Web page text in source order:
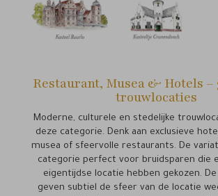
Restaurant, Musea & Hotels –
trouwlocaties
Moderne, culturele en stedelijke
deze categorie. Denk aan exclusieve
musea of sfeervolle restaurants. De
categorie perfect voor bruidsparen die
eigentijdse locatie hebben gekozen.
geven subtiel de sfeer van de locatie